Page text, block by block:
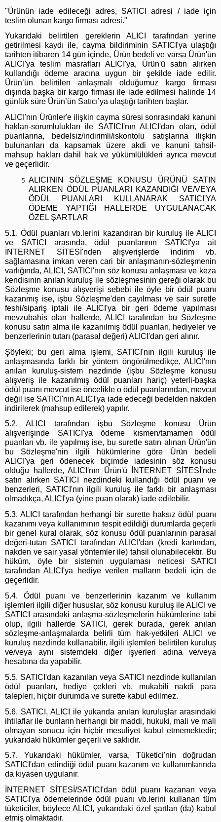
"Ürünün iade edileceği adres, SATICI adresi / iade için
teslim olunan kargo firması adresi."
Yukarıdaki belirtilen gereklerin ALICI tarafından yerine
getirilmesi kaydı ile, cayma bildiriminin SATICI'ya ulaştığı
tarihten itibaren 14 gün içinde, Ürün bedeli ve varsa Ürün'ün
ALICI'ya teslim masrafları ALICI'ya, Ürün'ü satın alırken
kullandığı ödeme aracına uygun bir şekilde iade edilir.
Ürün’ün belirtilen anlaşmalı olduğumuz kargo firması
dışında başka bir kargo firması ile iade edilmesi halinde 14
günlük süre Ürün’ün Satıcı’ya ulaştığı tarihten başlar.
ALICI'nın Ürünler'e ilişkin cayma süresi sonrasındaki kanuni
hakları-sorumlulukları ile SATICI'nın ALICI'dan olan, ödül
puanlarına, bedelsiz/indirimli/iskontolu satışlarına ilişkin
bulunanları da kapsamak üzere akdi ve kanuni tahsil-
mahsup hakları dahil hak ve yükümlülükleri ayrıca mevcut
ve geçerlidir.
ALICI'NIN SÖZLEŞME KONUSU ÜRÜNÜ SATIN
ALIRKEN ÖDÜL PUANLARI KAZANDIĞI VE/VEYA
ÖDÜL PUANLARI KULLANARAK SATICI'YA
ÖDEME YAPTIĞI HALLERDE UYGULANACAK
ÖZEL ŞARTLAR
5.1. Ödül puanları vb.lerini kazandıran bir kuruluş ile ALICI
ve SATICI arasında, ödül puanlarının SATICI'ya ait
İNTERNET SİTESİ'nden alışverişlerde indirim vb.
sağlamasına imkan veren cari bir anlaşmanın-sözleşmenin
varlığında, ALICI, SATICI'nın söz konusu anlaşması ve keza
kendisinin anılan kuruluş ile sözleşmesinin gereği olarak bu
Sözleşme konusu alışverişi sebebi ile öyle bir ödül puanı
kazanmış ise, işbu Sözleşme'den cayılması ve sair suretle
feshi/sipariş iptali ile ALICI'ya bir geri ödeme yapılması
mevzubahis olan hallerde, ALICI tarafından bu Sözleşme
konusu satın alma ile kazanılmış ödül puanları, hediyeler ve
benzerlerinin tutarı (parasal değeri) ALICI'dan geri alınır.
Şöyleki; bu geri alma işlemi, SATICI'nın ilgili kuruluş ile
anlaşmasında farklı bir yöntem öngörülmedikçe, ALICI'nın
anılan kuruluş-sistem nezdinde (işbu Sözleşme konusu
alışveriş ile kazanılmış ödül puanları hariç) yeterli-başka
ödül puanı mevcut ise öncelikle o ödül puanlarından, mevcut
değil ise SATICI'nın ALICI'ya iade edeceği bedelden nakden
indirilerek (mahsup edilerek) yapılır.
5.2. ALICI tarafından işbu Sözleşme konusu Ürün
alışverişinde SATICI'ya ödeme kısmen/tamamen ödül
puanları vb. ile yapılmış ise, bu suretle satın alınan Ürün'ün
bu Sözleşme'nin ilgili hükümlerine göre Ürün bedeli
ALICI'ya geri ödenecek biçimde iadesinin söz konusu
olduğu hallerde, ALICI'nın Ürün'ü İNTERNET SİTESİ'nde
satın alırken SATICI nezdindeki kullandığı ödül puanı ve
benzerleri, SATICI'nın ilgili kuruluş ile farklı bir anlaşması
olmadıkça, ALICI'ya (yine puan olarak) iade edilebilir.
5.3. ALICI tarafından herhangi bir surette haksız ödül puanı
kazanımı veya kullanımının tespit edildiği durumlarda geçerli
bir genel kural olarak, söz konusu ödül puanlarının parasal
değeri-tutarı SATICI tarafından ALICI'dan (kredi kartından,
nakden ve sair yasal yöntemler ile) tahsil olunabilecektir. Bu
hüküm, öyle bir sistemin uygulaması neticesi SATICI
tarafından ALICI'ya hediye verilen malların bedeli için de
geçerlidir.
5.4. Ödül puanı ve benzerlerinin kazanım ve kullanım
işlemleri ilgili diğer hususlar, söz konusu kuruluş ile ALICI ve
SATICI arasındaki anlaşma-sözleşmelerin hükümlerine tabi
olup, ilgili hallerde SATICI, gerek burada, gerek anılan
sözleşme-anlaşmalarda belirli tüm hak-yetkileri ALICI ve
kuruluş nezdinde kullanabilir, ilgili işlemleri belirtilen kuruluş
ve/veya aynı sistemdeki diğer işyerleri adına ve/veya
hesabına da yapabilir.
5.5. SATICI'dan kazanılan veya SATICI nezdinde kullanılan
ödül puanları, hediye çekleri vb. mukabili nakdi para
talepleri, hiçbir durumda ve surette kabul edilmez.
5.6. SATICI, ALICI ile yukarıda anılan kuruluşlar arasındaki
ihtilaflar ile bunların herhangi bir maddi, hukuki, mali ve mali
olmayan sonucu için hiçbir mesuliyet kabul etmemektedir;
yukarıdaki hükümler geçerli ve saklıdır.
5.7. Yukarıdaki hükümler, varsa, Tüketici'nin doğrudan
SATICI'dan edindiği ödül puanı kazanım ve kullanımlarında
da kıyasen uygulanır.
İNTERNET SİTESİ/SATICI'dan ödül puanı kazanan veya
SATICI'ya ödemelerinde ödül puanı vb.lerini kullanan tüm
tüketiciler, böylece ALICI, yukarıdaki özel şartları (da) kabul
etmiş olmaktadır.